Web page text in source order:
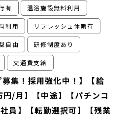
有 温浴施設無料利用
利用 リフレッシュ休暇有
自由 研修制度あり
交通費支給
集！採用強化中！】【給
/月】【中途】【パチンコ
員】【転勤選択可】【残業